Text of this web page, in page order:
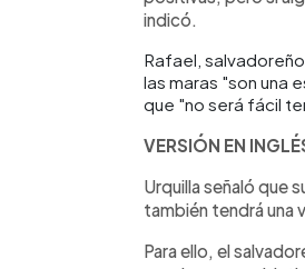
indicó.
Rafael,
las maras "son una
que "no será fácil
VERSIÓN EN
Urquilla señaló que
también tendrá una
Para ello, el